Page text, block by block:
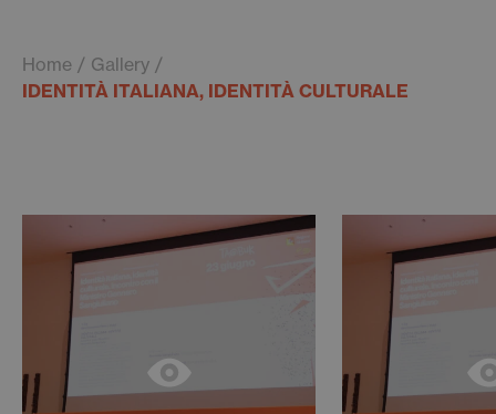
Home
Gallery
IDENTITÀ ITALIANA, IDENTITÀ CULTURALE